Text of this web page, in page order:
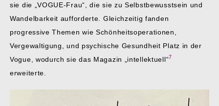
sie die „VOGUE-Frau“, die sie zu Selbstbewusstsein und
Wandelbarkeit aufforderte. Gleichzeitig fanden
progressive Themen wie Schönheitsoperationen,
Vergewaltigung, und psychische Gesundheit Platz in der
Vogue, wodurch sie das Magazin „intellektuell“7
erweiterte.